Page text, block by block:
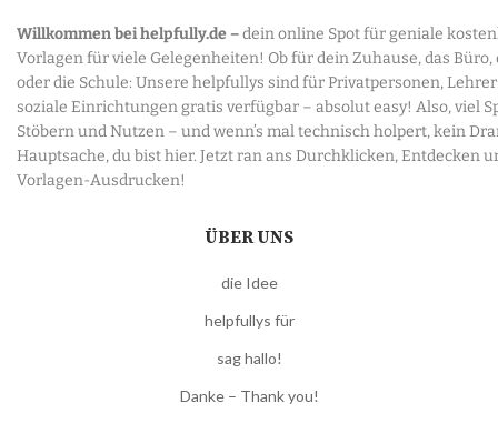
Willkommen bei helpfully.de –dein online Spot für geniale
Vorlagen für viele Gelegenheiten! Ob für dein Zuhause, das Büro,
oder die Schule: Unsere helpfullys sind für Privatpersonen,
soziale Einrichtungen gratis verfügbar – absolut easy! Also, viel
Stöbern und Nutzen – und wenn’s mal technisch holpert, kein
Hauptsache, du bist hier. Jetzt ran ans Durchklicken, Entdecken
Vorlagen-Ausdrucken!
ÜBER UNS
die Idee
helpfullys für
sag hallo!
Danke – Thank you!